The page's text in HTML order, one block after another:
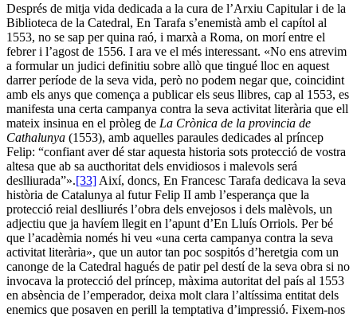
Després de mitja vida dedicada a la cura de l’Arxiu Capitular i de la
Biblioteca de la Catedral, En Tarafa s’enemistà amb el capítol al
1553, no se sap per quina raó, i marxà a Roma, on morí entre el
febrer i l’agost de 1556. I ara ve el més interessant. «No ens atrevim
a formular un judici definitiu sobre allò que tingué lloc en aquest
darrer període de la seva vida, però no podem negar que, coincidint
amb els anys que comença a publicar els seus llibres, cap al 1553, es
manifesta una certa campanya contra la seva activitat literària que ell
mateix insinua en el pròleg de La Crònica de la provincia de
Cathalunya (1553), amb aquelles paraules dedicades al príncep
Felip: “confiant aver dé star aquesta historia sots protecció de vostra
altesa que ab sa aucthoritat dels envidiosos i malevols será
deslliurada”».[33] Així, doncs, En Francesc Tarafa dedicava la seva
història de Catalunya al futur Felip II amb l’esperança que la
protecció reial deslliurés l’obra dels envejosos i dels malèvols, un
adjectiu que ja havíem llegit en l’apunt d’En Lluís Orriols. Per bé
que l’acadèmia només hi veu «una certa campanya contra la seva
activitat literària», que un autor tan poc sospitós d’heretgia com un
canonge de la Catedral hagués de patir pel destí de la seva obra si no
invocava la protecció del príncep, màxima autoritat del país al 1553
en absència de l’emperador, deixa molt clara l’altíssima entitat dels
enemics que posaven en perill la temptativa d’impressió. Fixem-nos